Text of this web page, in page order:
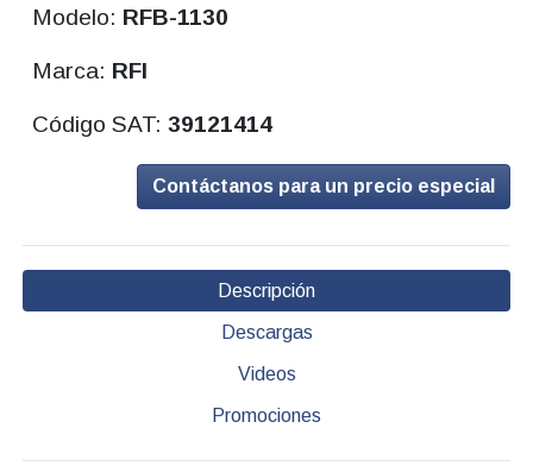
Modelo: RFB-1130
Marca: RFI
Código SAT:39121414
Contáctanos para un precio especial
Descripción
Descargas
Videos
Promociones